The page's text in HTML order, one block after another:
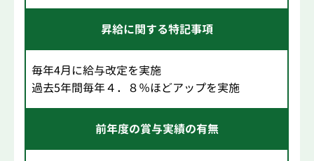
昇給に関する特記事項
毎年4月に給与改定を実施
過去5年間毎年４．８％ほどアップを実施
前年度の賞与実績の有無